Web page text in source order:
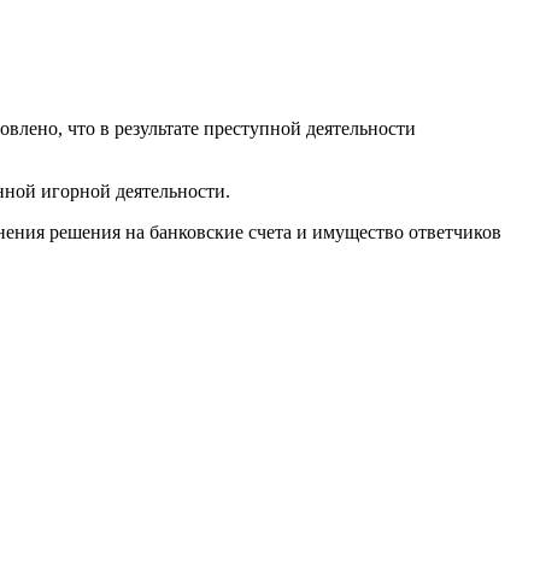
что в результате преступной деятельности
игорной деятельности.
решения на банковские счета и имущество ответчиков